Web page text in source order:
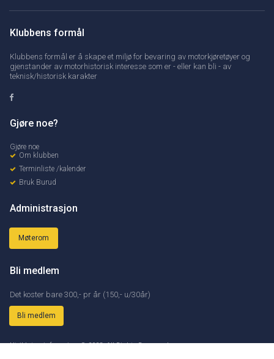
Klubbens formål
Klubbens formål er å skape et miljø for bevaring av motorkjøretøyer og
gjenstander av motorhistorisk interesse som er - eller kan bli - av
teknisk/historisk karakter

Gjøre noe?
Gjøre noe
Om klubben
Terminliste /kalender
Bruk Burud
Administrasjon
Møterom
Bli medlem
Det koster bare 300,- pr år (150,- u/30år)
Bli medlem
Utviklet avinforegi as© 2023.All Rights Reserved.